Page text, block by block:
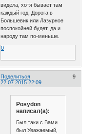
видела, хотя бывает там
каждый год. Дорога в
Большевик или Лазурное
поспокойней будет, да и
народу там по-меньше.
0
Поделиться
9
22.07.2015 22:09
Posydon
написал(а):
Был,таки с Вами
был Уважаемый,